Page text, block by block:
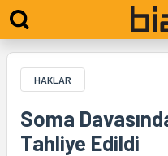
HAKLAR
Soma
Tahliye Edildi